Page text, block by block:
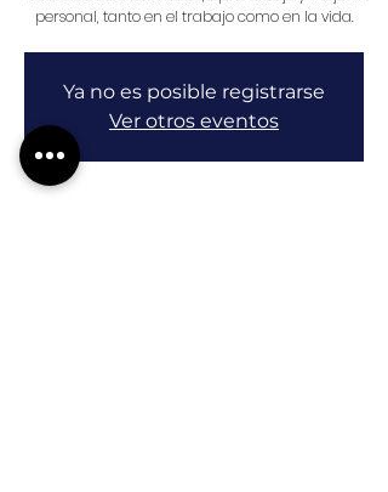
personal, tanto en el trabajo como en la vida.
Ya no es posible registrarse
Ver otros eventos